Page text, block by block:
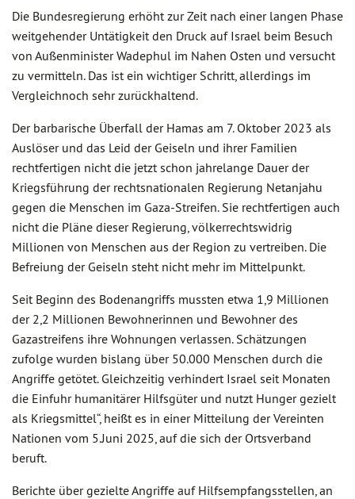
Die Bundesregierung erhöht zur Zeit nach einer langen Phase
weitgehender Untätigkeit den Druck auf Israel beim Besuch
von Außenminister Wadephul im Nahen Osten und versucht
zu vermitteln. Das ist ein wichtiger Schritt, allerdings im
Vergleichnoch sehr zurückhaltend.
Der barbarische Überfall der Hamas am 7. Oktober 2023 als
Auslöser und das Leid der Geiseln und ihrer Familien
rechtfertigen nicht die jetzt schon jahrelange Dauer der
Kriegsführung der rechtsnationalen Regierung Netanjahu
gegen die Menschen im Gaza-Streifen. Sie rechtfertigen auch
nicht die Pläne dieser Regierung, völkerrechtswidrig
Millionen von Menschen aus der Region zu vertreiben. Die
Befreiung der Geiseln steht nicht mehr im Mittelpunkt.
Seit Beginn des Bodenangriffs mussten etwa 1,9 Millionen
der 2,2 Millionen Bewohnerinnen und Bewohner des
Gazastreifens ihre Wohnungen verlassen. Schätzungen
zufolge wurden bislang über 50.000 Menschen durch die
Angriffe getötet. Gleichzeitig verhindert Israel seit Monaten
die Einfuhr humanitärer Hilfsgüter und nutzt Hunger gezielt
als Kriegsmittel“, heißt es in einer Mitteilung der Vereinten
Nationen vom 5.Juni 2025, auf die sich der Ortsverband
beruft.
Berichte über gezielte Angriffe auf Hilfsempfangsstellen, an